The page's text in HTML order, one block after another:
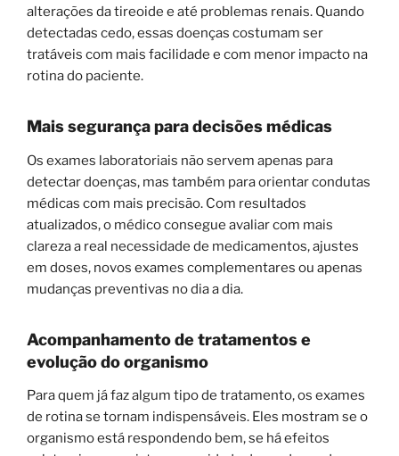
alterações da tireoide e até problemas renais. Quando
detectadas cedo, essas doenças costumam ser
tratáveis com mais facilidade e com menor impacto na
rotina do paciente.
Mais segurança para decisões médicas
Os exames laboratoriais não servem apenas para
detectar doenças, mas também para orientar condutas
médicas com mais precisão. Com resultados
atualizados, o médico consegue avaliar com mais
clareza a real necessidade de medicamentos, ajustes
em doses, novos exames complementares ou apenas
mudanças preventivas no dia a dia.
Acompanhamento de tratamentos e
evolução do organismo
Para quem já faz algum tipo de tratamento, os exames
de rotina se tornam indispensáveis. Eles mostram se o
organismo está respondendo bem, se há efeitos